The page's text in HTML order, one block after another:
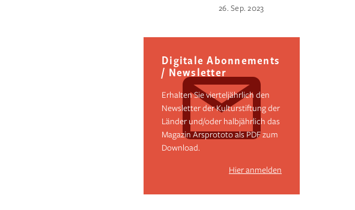
26. Sep. 2023
Digitale Abonnements
/ Newsletter
Erhalten Sie vierteljährlich den
Newsletter der Kulturstiftung der
Länder und/oder halbjährlich das
Magazin Arsprototo als PDF zum
Download.
Hier anmelden